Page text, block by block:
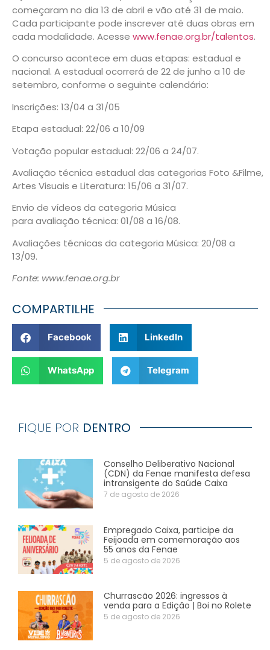
começaram no dia 13 de abril e vão até 31 de maio.
Cada participante pode inscrever até duas obras em
cada modalidade. Acesse www.fenae.org.br/talentos.
O concurso acontece em duas etapas: estadual e
nacional. A estadual ocorrerá de 22 de junho a 10 de
setembro, conforme o seguinte calendário:
Inscrições: 13/04 a 31/05
Etapa estadual: 22/06 a 10/09
Votação popular estadual: 22/06 a 24/07.
Avaliação técnica estadual das categorias Foto &Filme,
Artes Visuais e Literatura: 15/06 a 31/07.
Envio de vídeos da categoria Música
para avaliação técnica: 01/08 a 16/08.
Avaliações técnicas da categoria Música: 20/08 a
13/09.
Fonte: www.fenae.org.br
COMPARTILHE
Facebook LinkedIn
WhatsApp Telegram
FIQUE POR DENTRO
Conselho Deliberativo Nacional
(CDN) da Fenae manifesta defesa
intransigente do Saúde Caixa
7 de agosto de 2026
Empregado Caixa, participe da
Feijoada em comemoração aos
55 anos da Fenae
5 de agosto de 2026
Churrascão 2026: ingressos à
venda para a Edição | Boi no Rolete
5 de agosto de 2026